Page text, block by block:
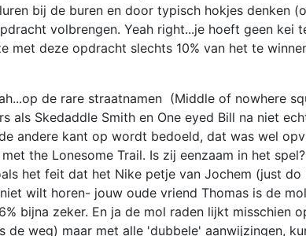
bij de buren en door typisch hokjes denken
volbrengen. Yeah right...je hoeft geen kei
met deze opdracht slechts 10% van het te
de rare straatnamen (Middle of nowhere
als Skedaddle Smith en One eyed Bill na niet
andere kant op wordt bedoeld, dat was wel
the Lonesome Trail. Is zij eenzaam in het
het feit dat het Nike petje van Jochem (just do
wilt horen- jouw oude vriend Thomas is de
bijna zeker. En ja de mol raden lijkt misschien
weg) maar met alle 'dubbele' aanwijzingen,